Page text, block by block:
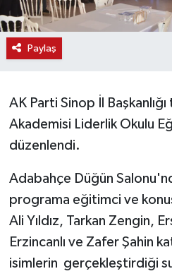
Paylaş
AK Parti Sinop İl
Akademisi Liderlik Okulu
düzenlendi.
Adabahçe Düğün
programa eğitimci ve
Ali Yıldız, Tarkan Zengin,
Erzincanlı ve Zafer Şahin
isimlerin gerçekleştirdiği